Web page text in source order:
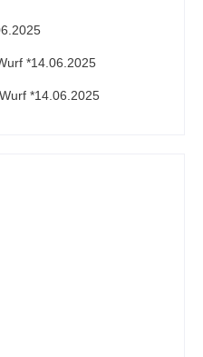
*14.06.2025
*14.06.2025